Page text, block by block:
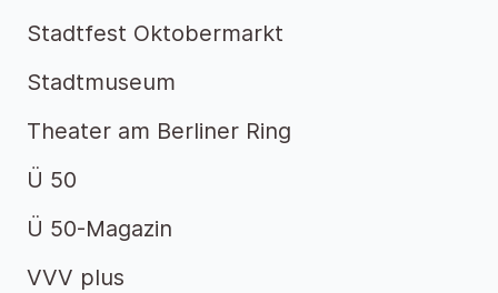
Stadtfest Oktobermarkt
Stadtmuseum
Theater am Berliner Ring
Ü 50
Ü 50-Magazin
VVV plus